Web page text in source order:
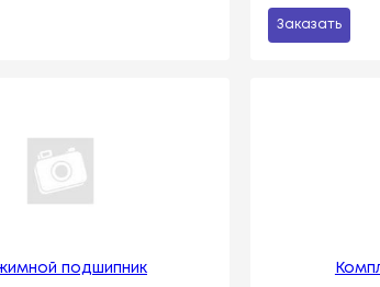
Заказать
подшипник